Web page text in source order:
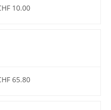
10.00
65.80